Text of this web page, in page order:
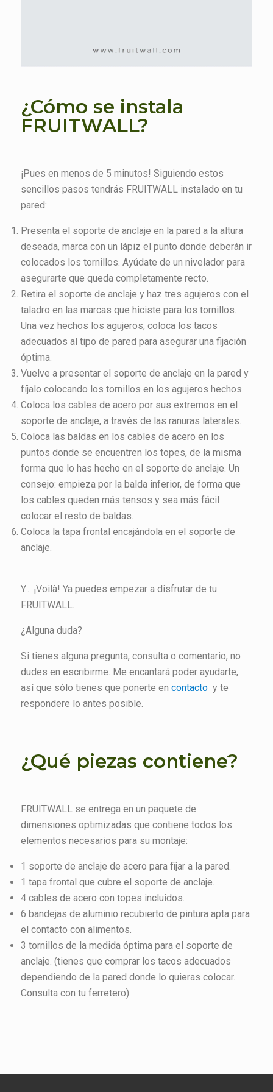
¿Cómo se instala
FRUITWALL?
¡Pues en menos de 5 minutos! Siguiendo estos
sencillos pasos tendrás FRUITWALL instalado en tu
pared:
Presenta el soporte de anclaje en la pared a la altura
deseada, marca con un lápiz el punto donde deberán ir
colocados los tornillos. Ayúdate de un nivelador para
asegurarte que queda completamente recto.
Retira el soporte de anclaje y haz tres agujeros con el
taladro en las marcas que hiciste para los tornillos.
Una vez hechos los agujeros, coloca los tacos
adecuados al tipo de pared para asegurar una fijación
óptima.
Vuelve a presentar el soporte de anclaje en la pared y
fíjalo colocando los tornillos en los agujeros hechos.
Coloca los cables de acero por sus extremos en el
soporte de anclaje, a través de las ranuras laterales.
Coloca las baldas en los cables de acero en los
puntos donde se encuentren los topes, de la misma
forma que lo has hecho en el soporte de anclaje. Un
consejo: empieza por la balda inferior, de forma que
los cables queden más tensos y sea más fácil
colocar el resto de baldas.
Coloca la tapa frontal encajándola en el soporte de
anclaje.
Y… ¡Voilà! Ya puedes empezar a disfrutar de tu
FRUITWALL.
¿Alguna duda?
Si tienes alguna pregunta, consulta o comentario, no
dudes en escribirme. Me encantará poder ayudarte,
así que sólo tienes que ponerte en contacto y te
respondere lo antes posible.
¿Qué piezas contiene?
FRUITWALL se entrega en un paquete de
dimensiones optimizadas que contiene todos los
elementos necesarios para su montaje:
1 soporte de anclaje de acero para fijar a la pared.
1 tapa frontal que cubre el soporte de anclaje.
4 cables de acero con topes incluidos.
6 bandejas de aluminio recubierto de pintura apta para
el contacto con alimentos.
3 tornillos de la medida óptima para el soporte de
anclaje. (tienes que comprar los tacos adecuados
dependiendo de la pared donde lo quieras colocar.
Consulta con tu ferretero)